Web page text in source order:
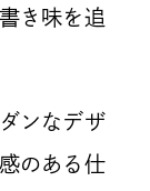
き味を追
ンなデザ
のある仕